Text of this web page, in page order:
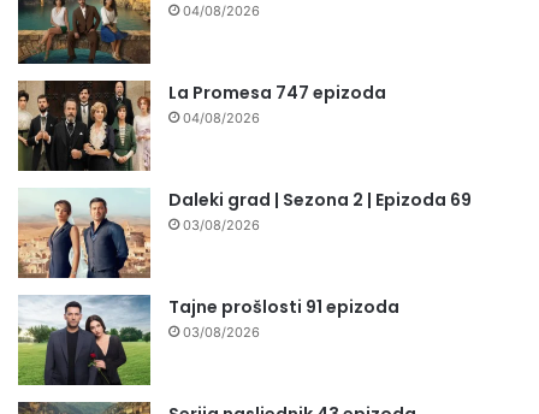
04/08/2026
La Promesa 747 epizoda
04/08/2026
Daleki grad | Sezona 2 | Epizoda 69
03/08/2026
Tajne prošlosti 91 epizoda
03/08/2026